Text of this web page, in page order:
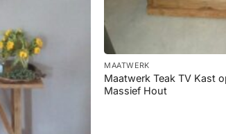
MAATWERK
Maatwerk Teak TV Kast
Massief Hout